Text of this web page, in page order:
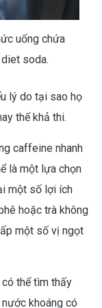
uống chứa
soda.
lý do tại sao họ
thế khả thi.
caffeine nhanh
là một lựa chọn
một số lợi ích
hoặc trà không
một số vị ngọt
thể tìm thấy
khoáng có